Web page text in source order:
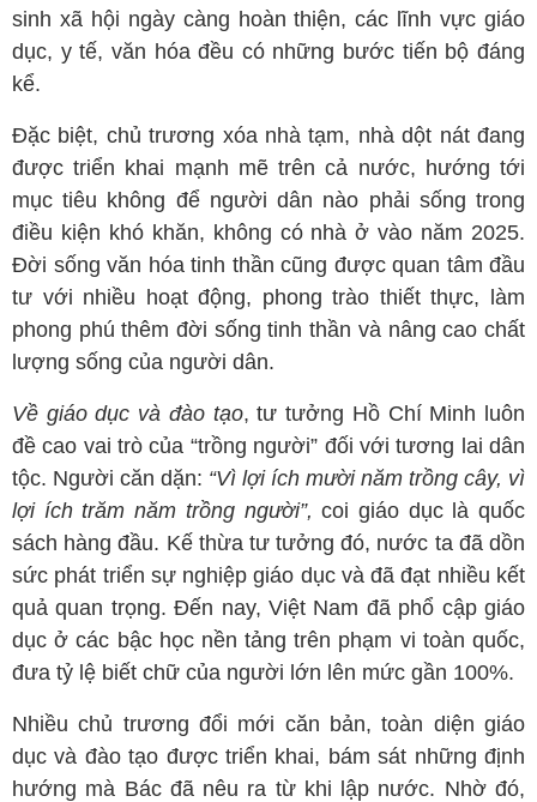
sinh xã hội ngày càng hoàn thiện, các lĩnh vực giáo
dục, y tế, văn hóa đều có những bước tiến bộ đáng
kể.
Đặc biệt, chủ trương xóa nhà tạm, nhà dột nát đang
được triển khai mạnh mẽ trên cả nước, hướng tới
mục tiêu không để người dân nào phải sống trong
điều kiện khó khăn, không có nhà ở vào năm 2025.
Đời sống văn hóa tinh thần cũng được quan tâm đầu
tư với nhiều hoạt động, phong trào thiết thực, làm
phong phú thêm đời sống tinh thần và nâng cao chất
lượng sống của người dân.
Về giáo dục và đào tạo, tư tưởng Hồ Chí Minh luôn
đề cao vai trò của “trồng người” đối với tương lai dân
tộc. Người căn dặn: “Vì lợi ích mười năm trồng cây, vì
lợi ích trăm năm trồng người”, coi giáo dục là quốc
sách hàng đầu. Kế thừa tư tưởng đó, nước ta đã dồn
sức phát triển sự nghiệp giáo dục và đã đạt nhiều kết
quả quan trọng. Đến nay, Việt Nam đã phổ cập giáo
dục ở các bậc học nền tảng trên phạm vi toàn quốc,
đưa tỷ lệ biết chữ của người lớn lên mức gần 100%.
Nhiều chủ trương đổi mới căn bản, toàn diện giáo
dục và đào tạo được triển khai, bám sát những định
hướng mà Bác đã nêu ra từ khi lập nước. Nhờ đó,